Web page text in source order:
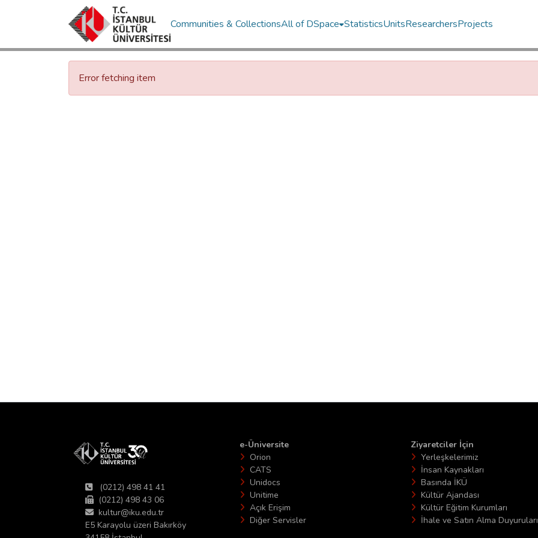
Communities & CollectionsAll of DSpace StatisticsUnitsResearchersProjects
Error fetching item
(0212) 498 41 41
(0212) 498 43 06
kultur@iku.edu.tr
E5 Karayolu üzeri Bakırköy
e-Üniversite
Orion
CATS
Unidocs
Unitime
Açık Erişim
Diğer Servisler
Ziyaretciler İçin
Yerleşkelerimiz
İnsan Kaynakları
Basında İKÜ
Kültür Ajandası
Kültür Eğitim Kurumları
İhale ve Satın Alma Duyuruları